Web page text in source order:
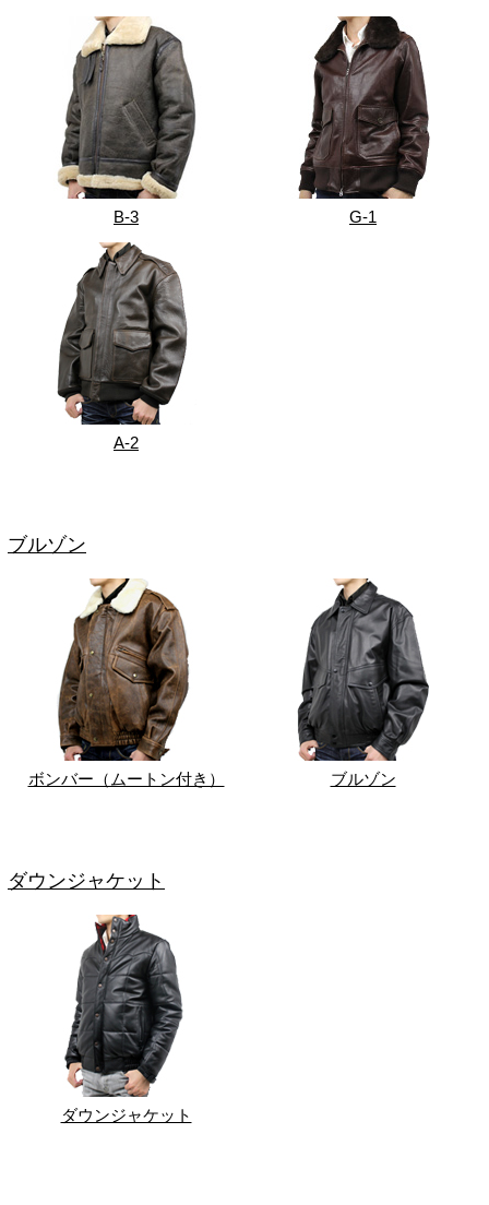
B-3 G-1
A-2
ブルゾン
ボンバー（ムートン付き） ブルゾン
ダウンジャケット
ダウンジャケット